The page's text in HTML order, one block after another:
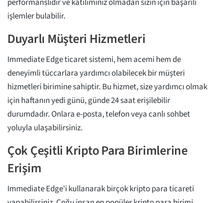
işlemler bulabilir.
Duyarlı Müşteri Hizmetleri
Immediate Edge ticaret sistemi, hem acemi hem de
deneyimli tüccarlara yardımcı olabilecek bir müşteri
hizmetleri birimine sahiptir. Bu hizmet, size yardımcı olmak
için haftanın yedi günü, günde 24 saat erişilebilir
durumdadır. Onlara e-posta, telefon veya canlı sohbet
yoluyla ulaşabilirsiniz.
Çok Çeşitli Kripto Para Birimlerine
Erişim
Immediate Edge'i kullanarak birçok kripto para ticareti